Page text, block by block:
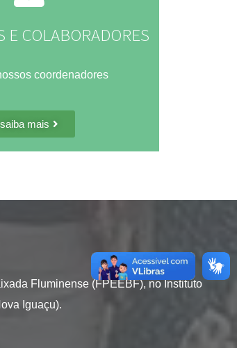
E COLABORADORES​
coordenadores
saiba mais
Fluminense (FPEEBF), no Instituto
Iguaçu).